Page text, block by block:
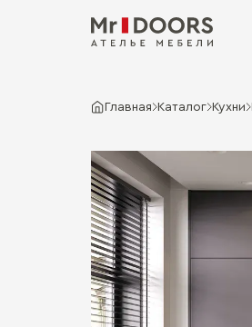
Главная Каталог Кухни